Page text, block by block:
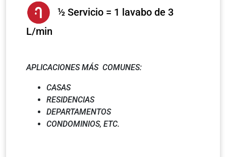
½ Servicio = 1 lavabo de 3
L/min
APLICACIONES MÁS COMUNES:
CASAS
RESIDENCIAS
DEPARTAMENTOS
CONDOMINIOS, ETC.